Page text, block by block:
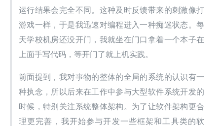
运行结果会完全不同。这种及时反馈带来的刺激像打
游戏一样，于是我迅速对编程进入一种痴迷状态。每
天学校机房还没开门，我就坐在门口拿着一个本子在
上面手写代码，等开门了就上机实践。
前面提到，我对事物的整体的全局的系统的认识有一
种执念，所以后来在工作中参与大型软件系统开发的
时候，特别关注系统整体架构。为了让软件架构更合
理更完善，我开始参与开发一些框架和工具类的软